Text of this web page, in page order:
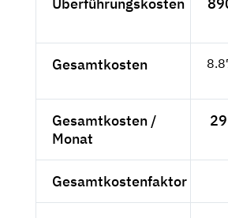
Überführungskosten
Gesamtkosten
Gesamtkosten /
Monat
Gesamtkostenfaktor